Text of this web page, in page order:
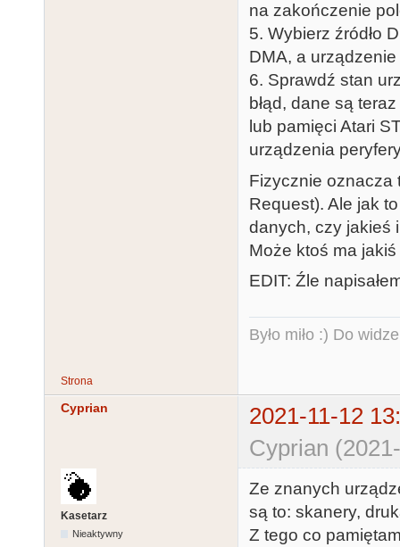
na zakończenie
5. Wybierz źródło
DMA, a
6. Sprawdź stan
błąd, dane są
lub pamięci Atari
urządzenia
Fizycznie oznacza
Request). Ale jak
danych, czy jakieś
Może ktoś ma jakiś
EDIT: Źle
Było miło :) Do
Strona
Cyprian
2021-11-12
Cyprian
Kasetarz
Nieaktywny
Ze znanych
są to: skanery,
Z tego co